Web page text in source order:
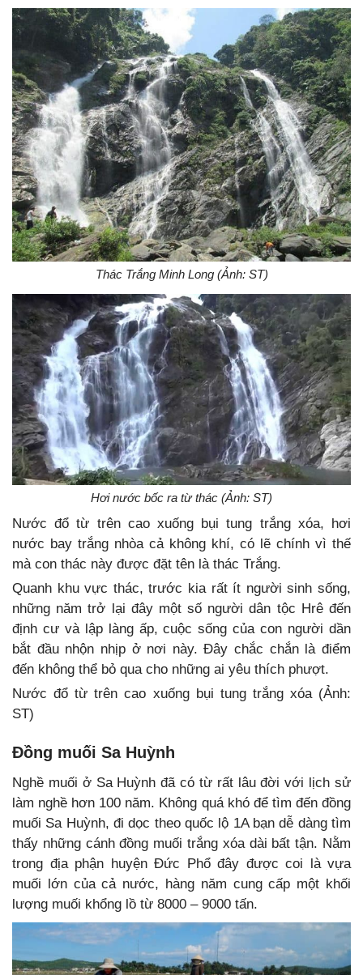
Thác Trắng Minh Long (Ảnh: ST)
Hơi nước bốc ra từ thác (Ảnh: ST)
Nước đổ từ trên cao xuống bụi tung trắng xóa, hơi
nước bay trắng nhòa cả không khí, có lẽ chính vì thế
mà con thác này được đặt tên là thác Trắng.
Quanh khu vực thác, trước kia rất ít người sinh sống,
những năm trở lại đây một số người dân tộc Hrê đến
định cư và lập làng ấp, cuộc sống của con người dần
bắt đầu nhộn nhịp ở nơi này. Đây chắc chắn là điểm
đến không thể bỏ qua cho những ai yêu thích phượt.
Nước đổ từ trên cao xuống bụi tung trắng xóa (Ảnh:
ST)
Đồng muối Sa Huỳnh
Nghề muối ở Sa Huỳnh đã có từ rất lâu đời với lịch sử
làm nghề hơn 100 năm. Không quá khó để tìm đến đồng
muối Sa Huỳnh, đi dọc theo quốc lộ 1A bạn dễ dàng tìm
thấy những cánh đồng muối trắng xóa dài bất tận. Nằm
trong địa phận huyện Đức Phổ đây được coi là vựa
muối lớn của cả nước, hàng năm cung cấp một khối
lượng muối khổng lồ từ 8000 – 9000 tấn.